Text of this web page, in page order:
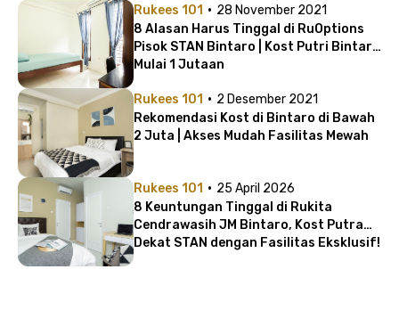
Rukees 101 · 28 November 2021
8 Alasan Harus Tinggal di RuOptions
Pisok STAN Bintaro | Kost Putri Bintaro
Mulai 1 Jutaan
Rukees 101 · 2 Desember 2021
Rekomendasi Kost di Bintaro di Bawah
2 Juta | Akses Mudah Fasilitas Mewah
Rukees 101 · 25 April 2026
8 Keuntungan Tinggal di Rukita
Cendrawasih JM Bintaro, Kost Putra
Dekat STAN dengan Fasilitas Eksklusif!